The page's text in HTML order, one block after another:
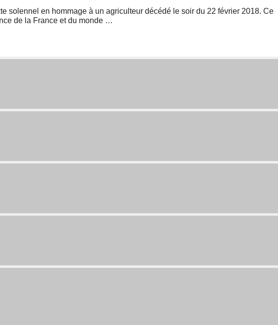
solennel en hommage à un agriculteur décédé le soir du 22 février 2018. Ce
de la France et du monde …